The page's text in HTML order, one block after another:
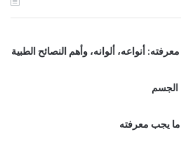
أنواعه، ألوانه، وأهم النصائح الطبية
الجسم
يجب معرفته